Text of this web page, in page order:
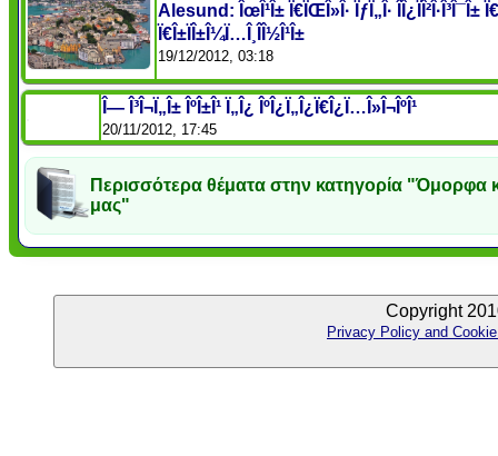
Alesund: ÎœÎ¹Î± Ï€ÏŒÎ»Î· ÏƒÏ„Î·
Ï€Î±ÏÎ±Î¼Ï…Î¸Î­Î½Î¹Î±
19/12/2012, 03:18
Î— Î³Î¬Ï„Î± ÎºÎ±Î¹ Ï„Î¿ ÎºÎ¿Ï„Î¿Ï€Î¿Ï…Î»Î¬ÎºÎ¹
20/11/2012, 17:45
Περισσότερα θέματα στην κατηγορία "Όμορφα
μας"
Copyright
Privacy Policy and